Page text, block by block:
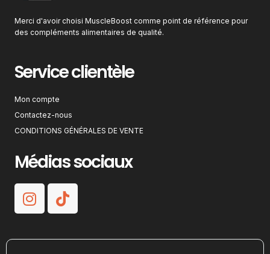
Merci d'avoir choisi MuscleBoost comme point de référence pour
des compléments alimentaires de qualité.
Service clientèle
Mon compte
Contactez-nous
CONDITIONS GÉNÉRALES DE VENTE
Médias sociaux